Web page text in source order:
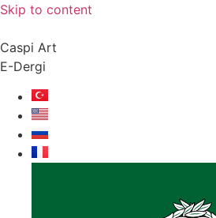
Skip to content
Caspi Art
E-Dergi